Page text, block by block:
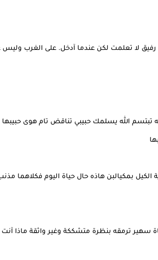
رفيق لا تعلمت لكن عندما آدخل. على الغرب وليس
تبتسم الله يسلمك حبيبي تناقض تام هوى حبيبها
بمكيالبن هاذه حال حياة اليوم فكلاهما
سهير ترمقه بنظرة متشككة وغير واثقة ماذا